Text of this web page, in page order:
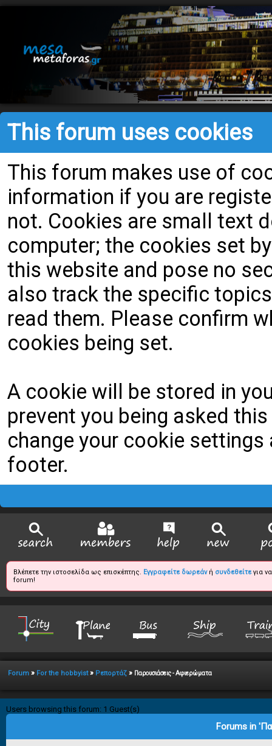
This forum uses cookies
This forum makes use of
information if you are
not. Cookies are small text
computer; the cookies set
this website and pose no
also track the specific
read them. Please confirm
cookies being set.
A cookie will be stored in
prevent you being asked
change your cookie
footer.
Βλέπετε την ιστοσελίδα ως επισκέπτης. Εγγραφείτε δωρεάνή συνδεθείτεγια
forum!
Forum » For the hobbyist» Ρεπορτάζ » Παρουσιάσεις - Αφιερώματα
Users browsing this forum: 1 Guest(s)
Forums in